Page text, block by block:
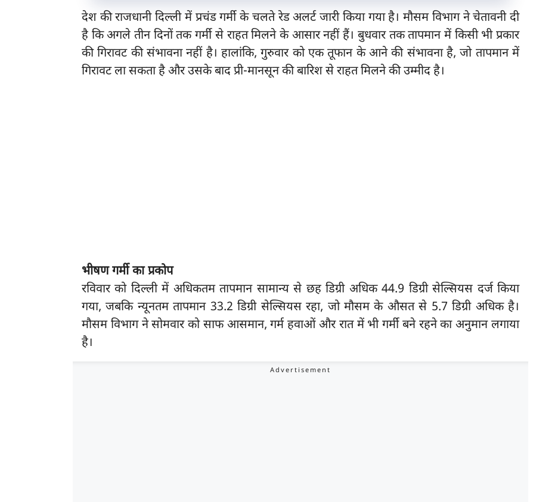
देश की राजधानी दिल्ली में प्रचंड गर्मी के चलते रेड अलर्ट जारी किया गया है। मौसम विभाग ने चेतावनी दी
है कि अगले तीन दिनों तक गर्मी से राहत मिलने के आसार नहीं हैं। बुधवार तक तापमान में किसी भी प्रकार
की गिरावट की संभावना नहीं है। हालांकि, गुरुवार को एक तूफान के आने की संभावना है, जो तापमान में
गिरावट ला सकता है और उसके बाद प्री-मानसून की बारिश से राहत मिलने की उम्मीद है।
भीषण गर्मी का प्रकोप
रविवार को दिल्ली में अधिकतम तापमान सामान्य से छह डिग्री अधिक 44.9 डिग्री सेल्सियस दर्ज किया
गया, जबकि न्यूनतम तापमान 33.2 डिग्री सेल्सियस रहा, जो मौसम के औसत से 5.7 डिग्री अधिक है।
मौसम विभाग ने सोमवार को साफ आसमान, गर्म हवाओं और रात में भी गर्मी बने रहने का अनुमान लगाया
है।